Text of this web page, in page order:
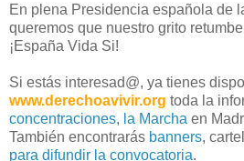
En plena Presidencia española de
queremos que nuestro grito
¡España Vida Si!
Si estás interesad@, ya tienes
www.derechoavivir.org toda la
concentraciones, la Marcha en
También encontrarás banners,
para difundir la convocatoria.